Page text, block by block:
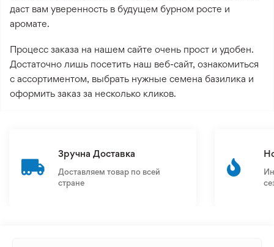
даст вам уверенность в будущем бурном росте и
аромате.
Процесс заказа на нашем сайте очень прост и удобен.
Достаточно лишь посетить наш веб-сайт, ознакомиться
с ассортиментом, выбрать нужные семена базилика и
оформить заказ за несколько кликов.
Зручна Доставка
Доставляем товар по всей
стране